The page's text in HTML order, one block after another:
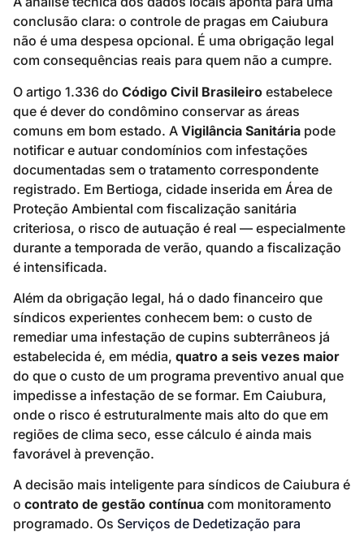
conclusão clara: o controle de pragas em Caiubura
não é uma despesa opcional. É uma obrigação legal
com consequências reais para quem não a cumpre.
O artigo 1.336 do Código Civil Brasileiro estabelece
que é dever do condômino conservar as áreas
comuns em bom estado. A Vigilância Sanitária pode
notificar e autuar condomínios com infestações
documentadas sem o tratamento correspondente
registrado. Em Bertioga, cidade inserida em Área de
Proteção Ambiental com fiscalização sanitária
criteriosa, o risco de autuação é real — especialmente
durante a temporada de verão, quando a fiscalização
é intensificada.
Além da obrigação legal, há o dado financeiro que
síndicos experientes conhecem bem: o custo de
remediar uma infestação de cupins subterrâneos já
estabelecida é, em média, quatro a seis vezes maior
do que o custo de um programa preventivo anual que
impedisse a infestação de se formar. Em Caiubura,
onde o risco é estruturalmente mais alto do que em
regiões de clima seco, esse cálculo é ainda mais
favorável à prevenção.
A decisão mais inteligente para síndicos de Caiubura é
o contrato de gestão contínua com monitoramento
programado. Os Serviços de Dedetização para